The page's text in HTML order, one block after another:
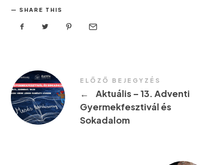
SHARE THIS
ELŐZŐ BEJEGYZÉS
←
Aktuális – 13. Adventi
Gyermekfesztivál és
Sokadalom